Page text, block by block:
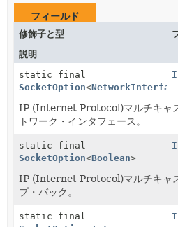
フィールド
修飾子と型
説明
static final
SocketOption<NetworkInterface
IP (Internet Protocol)マルチキャ
トワーク・インタフェース。
static final
SocketOption<Boolean>
IP (Internet Protocol)マルチキャ
プ・バック。
static final